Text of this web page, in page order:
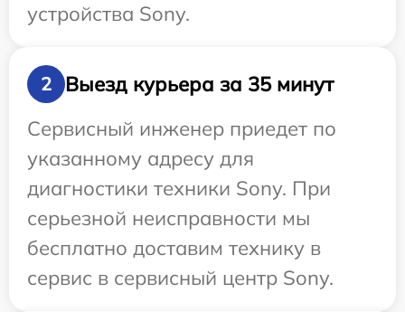
устройства Sony.
2
Выезд курьера за 35 минут
Сервисный инженер приедет по
указанному адресу для
диагностики техники Sony. При
серьезной неисправности мы
бесплатно доставим технику в
сервис в сервисный центр Sony.